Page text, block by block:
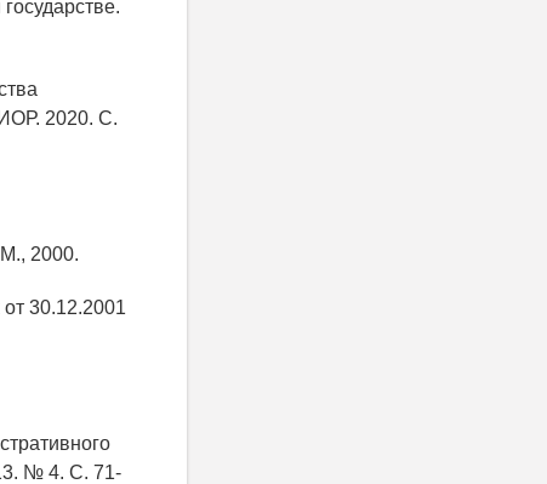
2020. С.
2000.
30.12.2001
№ 4. С. 71-